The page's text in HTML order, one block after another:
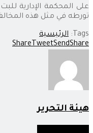
على المحكمة الإدارية
تورطه في مثل هذه
Tags:
الرئيسية
ShareTweetSendShare
هيئة التحرير